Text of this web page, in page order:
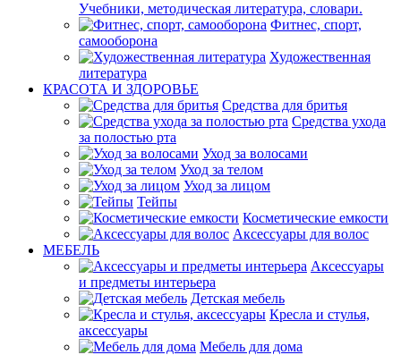
Учебники, методическая литература, словари.
Фитнес, спорт,
самооборона
Художественная
литература
КРАСОТА И ЗДОРОВЬЕ
Средства для бритья
Средства ухода
за полостью рта
Уход за волосами
Уход за телом
Уход за лицом
Тейпы
Косметические емкости
Аксессуары для волос
МЕБЕЛЬ
Аксессуары
и предметы интерьера
Детская мебель
Кресла и стулья,
аксессуары
Мебель для дома